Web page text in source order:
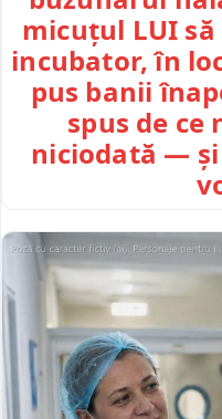
micuțul LUI
incubator, în
pus banii
spus de ce
niciodată —